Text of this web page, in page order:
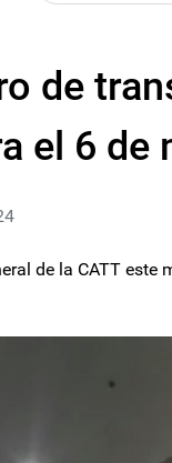
de
el 6 de
de la CATT